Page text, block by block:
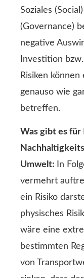
Soziales
(Governance)
negative
Investition
Risiken
genauso wie
betreffen.
Was gibt es für
Umwelt:
In
vermehrt
ein Risiko
physisches
wäre eine
bestimmten
von